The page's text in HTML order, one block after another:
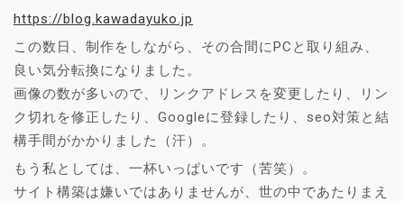
https://blog.kawadayuko.jp
この数日、制作をしながら、その合間にPCと取り組み、
良い気分転換になりました。
画像の数が多いので、リンクアドレスを変更したり、リン
ク切れを修正したり、Googleに登録したり、seo対策と結
構手間がかかりました（汗）。
もう私としては、一杯いっぱいです（苦笑）。
サイト構築は嫌いではありませんが、世の中であたりまえ